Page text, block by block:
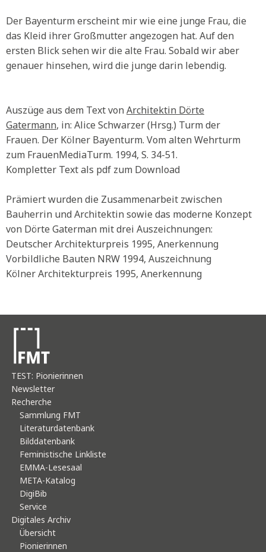
Der Bayenturm erscheint mir wie eine junge Frau, die
das Kleid ihrer Großmutter angezogen hat. Auf den
ersten Blick sehen wir die alte Frau. Sobald wir aber
genauer hinsehen, wird die junge darin lebendig.
Auszüge aus dem Text von Architektin Dörte
Gatermann, in: Alice Schwarzer (Hrsg.) Turm der
Frauen. Der Kölner Bayenturm. Vom alten Wehrturm
zum FrauenMediaTurm. 1994, S. 34-51.
Kompletter Text als pdf zum Download
Prämiert wurden die Zusammenarbeit zwischen
Bauherrin und Architektin sowie das moderne Konzept
von Dörte Gaterman mit drei Auszeichnungen:
Deutscher Architekturpreis 1995, Anerkennung
Vorbildliche Bauten NRW 1994, Auszeichnung
Kölner Architekturpreis 1995, Anerkennung
TEST: Pionierinnen
Newsletter
Recherche
Sammlung FMT
Literaturdatenbank
Bilddatenbank
Feministische Linkliste
EMMA-Lesesaal
META-Katalog
DigiBib
Service
Digitales Archiv
Übersicht
Pionierinnen